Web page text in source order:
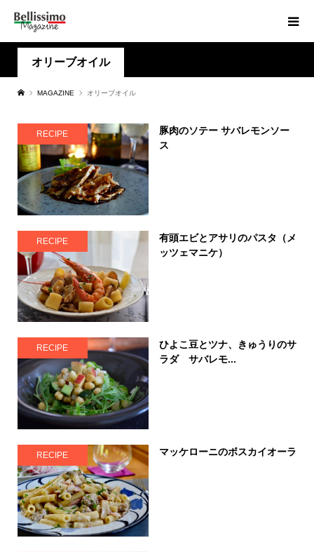
オリーブオイル
MAGAZINE オリーブオイル
RECIPE
豚肉のソテー サバレモンソー
ス
RECIPE
有頭エビとアサリのパスタ（メ
ッツェマニケ）
RECIPE
ひよこ豆とツナ、きゅうりのサ
ラダ サバレモ...
RECIPE マッケローニのボスカイオーラ